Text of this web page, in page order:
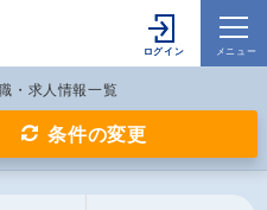
・求人情報一覧
条件の変更